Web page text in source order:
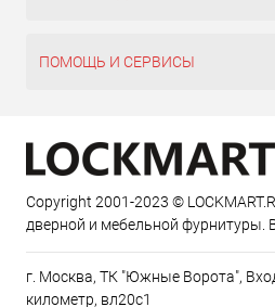
ПОМОЩЬ И СЕРВИСЫ
Copyright 2001-2023 ©
дверной и мебельной фурнитуры.
г. Москва, ТК "Южные Ворота",
километр, вл20с1